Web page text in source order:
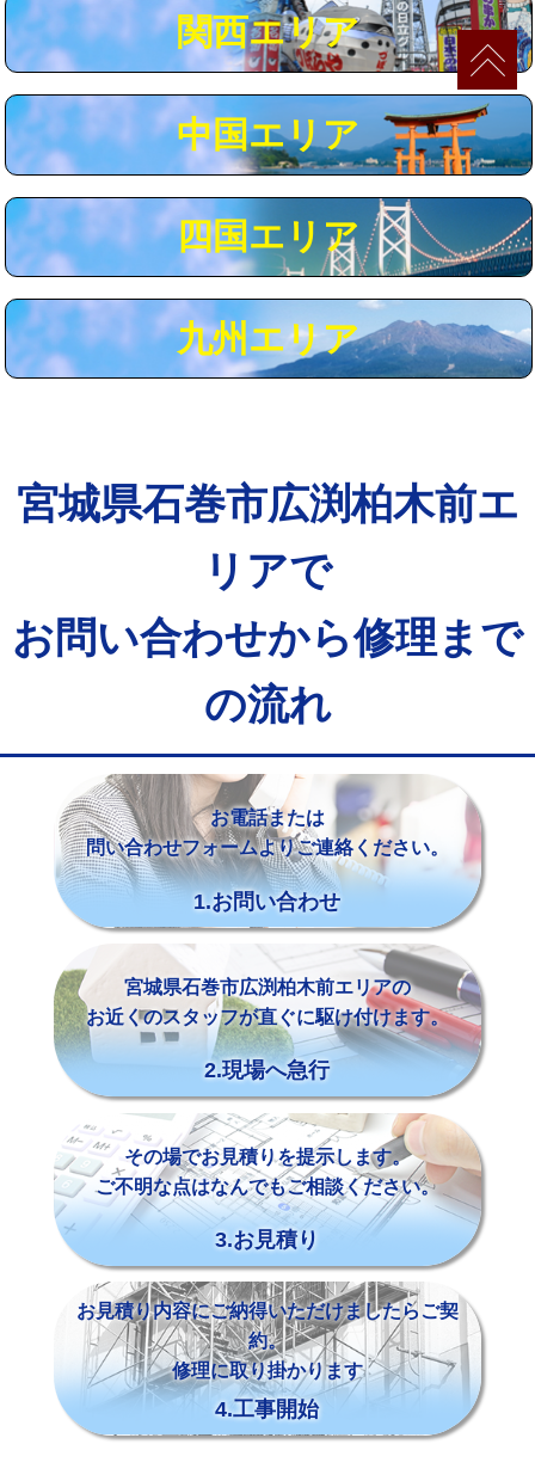
モルタル補修（厚さ10㎝まで） 27,500円
追加人工 16,500円
※給水管工事は20mmまでの価格です。
関西エリア
中国エリア
四国エリア
九州エリア
宮城県石巻市広渕柏木前エ
リアで
お問い合わせから修理まで
の流れ
お電話または
問い合わせフォームよりご連絡ください。
1.お問い合わせ
宮城県石巻市広渕柏木前エリアの
お近くのスタッフが直ぐに駆け付けます。
2.現場へ急行
その場でお見積りを提示します。
ご不明な点はなんでもご相談ください。
3.お見積り
お見積り内容にご納得いただけましたらご契
約。
修理に取り掛かります
4.工事開始